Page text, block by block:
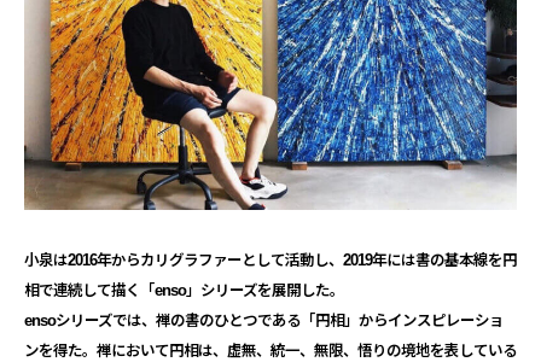
小泉は2016年からカリグラファーとして活動し、 2019年には書の基本線を円
相で連続して描く「enso」 シリーズを展開した。
ensoシリーズでは、禅の書のひとつである「円相」 からインスピレーショ
ンを得た。禅において円相は、虚無、統一、 無限、悟りの境地を表している